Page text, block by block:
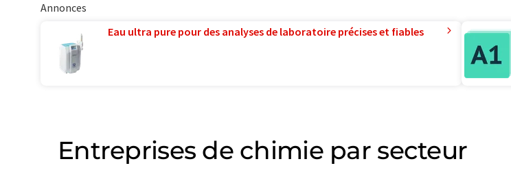
Annonces
Eau ultra pure pour des analyses de laboratoire précises et fiables
Entreprises de chimie par secteur